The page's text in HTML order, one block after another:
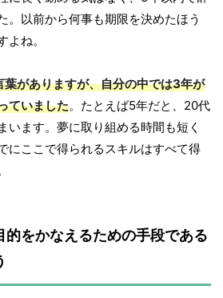
。以前から何事も期限を決めたほう
ね。
がありますが、自分の中では3年が
ていました。たとえば5年だと、20代
います。夢に取り組める時間も短く
にここで得られるスキルはすべて得
的をかなえるための手段である